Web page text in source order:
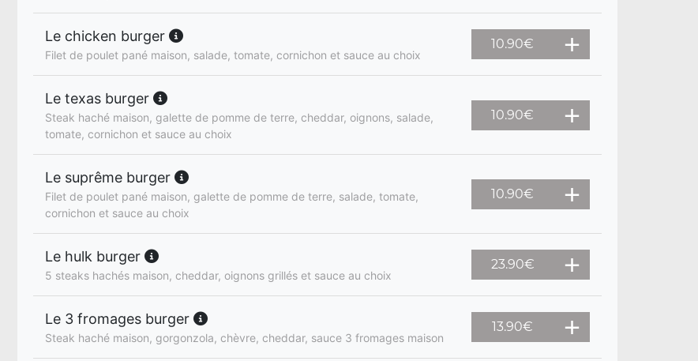
Le chicken burger
Filet de poulet pané maison, salade, tomate, cornichon et sauce au choix
10.90€
Le texas burger
Steak haché maison, galette de pomme de terre, cheddar, oignons, salade,
tomate, cornichon et sauce au choix
10.90€
Le suprême burger
Filet de poulet pané maison, galette de pomme de terre, salade, tomate,
cornichon et sauce au choix
10.90€
Le hulk burger
5 steaks hachés maison, cheddar, oignons grillés et sauce au choix
23.90€
Le 3 fromages burger
Steak haché maison, gorgonzola, chèvre, cheddar, sauce 3 fromages maison
13.90€